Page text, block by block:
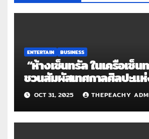
ENTERTAIN BUSINESS
“ห้างเซ็นทรัล ในเครือเซ็น
ชวนสัมผัสเทศกาลศิลปะแ
ตระการตาใจกลางเมือง
ฉลอง 78 ปี สุดยิ่งใหญ่
“CENTRAL 78TH
025” ในคอนเซปต์ “The
OCT 31, 2025 THEPEACHY